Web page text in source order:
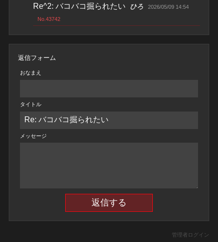
Re^2: バコバコ掘られたい ひろ 2026/05/09 14:54
No.43742
返信フォーム
おなまえ
タイトル
メッセージ
管理者ログイン